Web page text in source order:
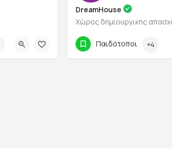
DreamHouse
Χώρος δημιουργικής
21 0933 5013
Παιδότοποι +4